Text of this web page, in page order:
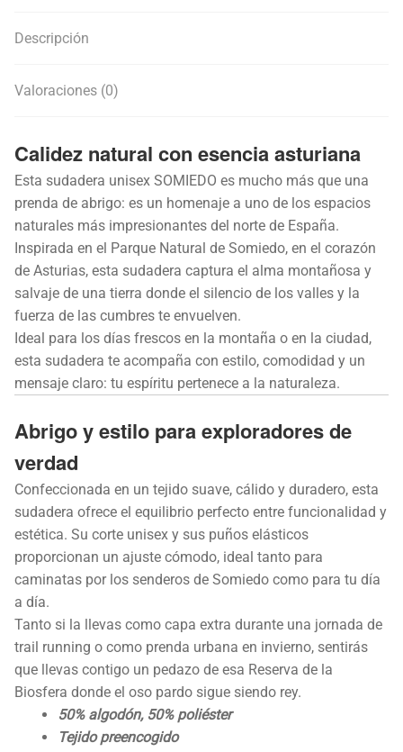
Descripción
Valoraciones (0)
Calidez natural con esencia asturiana
Esta sudadera unisex SOMIEDO es mucho más que una
prenda de abrigo: es un homenaje a uno de los espacios
naturales más impresionantes del norte de España.
Inspirada en el Parque Natural de Somiedo, en el corazón
de Asturias, esta sudadera captura el alma montañosa y
salvaje de una tierra donde el silencio de los valles y la
fuerza de las cumbres te envuelven.
Ideal para los días frescos en la montaña o en la ciudad,
esta sudadera te acompaña con estilo, comodidad y un
mensaje claro: tu espíritu pertenece a la naturaleza.
Abrigo y estilo para exploradores de
verdad
Confeccionada en un tejido suave, cálido y duradero, esta
sudadera ofrece el equilibrio perfecto entre funcionalidad y
estética. Su corte unisex y sus puños elásticos
proporcionan un ajuste cómodo, ideal tanto para
caminatas por los senderos de Somiedo como para tu día
a día.
Tanto si la llevas como capa extra durante una jornada de
trail running o como prenda urbana en invierno, sentirás
que llevas contigo un pedazo de esa Reserva de la
Biosfera donde el oso pardo sigue siendo rey.
50% algodón, 50% poliéster
Tejido preencogido